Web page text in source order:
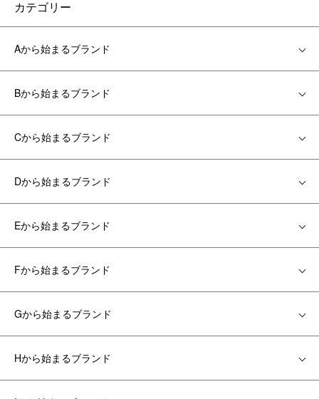
カテゴリー
Aから始まるブランド
Bから始まるブランド
Cから始まるブランド
Dから始まるブランド
Eから始まるブランド
Fから始まるブランド
Gから始まるブランド
Hから始まるブランド